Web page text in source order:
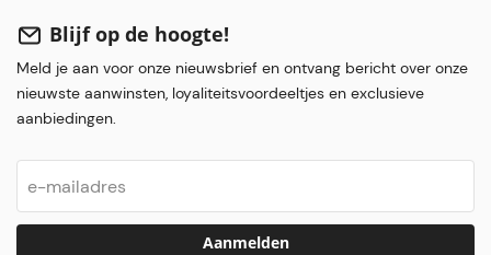
Blijf op de hoogte!
Meld je aan voor onze nieuwsbrief en ontvang bericht over onze
nieuwste aanwinsten, loyaliteitsvoordeeltjes en exclusieve
aanbiedingen.
Aanmelden